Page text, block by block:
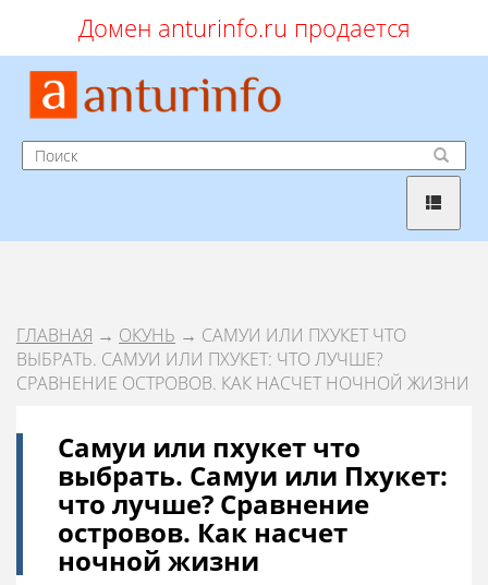
Домен anturinfo.ru продается
ГЛАВНАЯ → ОКУНЬ → САМУИ ИЛИ ПХУКЕТ ЧТО
ВЫБРАТЬ. САМУИ ИЛИ ПХУКЕТ: ЧТО ЛУЧШЕ?
СРАВНЕНИЕ ОСТРОВОВ. КАК НАСЧЕТ НОЧНОЙ ЖИЗНИ
Самуи или пхукет что
выбрать. Самуи или Пхукет:
что лучше? Сравнение
островов. Как насчет
ночной жизни